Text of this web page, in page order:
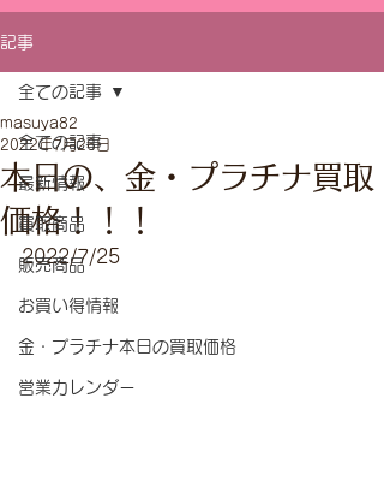
記事
全ての記事
最新情報
買取商品
販売商品
お買い得情報
金・プラチナ本日の買取価格
営業カレンダー
全ての記事
本日の、金・プラチナ買取
価格！！！
masuya82
2022年7月26日
2022/7/25